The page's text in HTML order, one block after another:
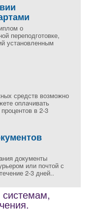
о
переподготовке,
установленным
средств возможно
оплачивать
в 2-3
документы
или почтой с
2-3 дней..